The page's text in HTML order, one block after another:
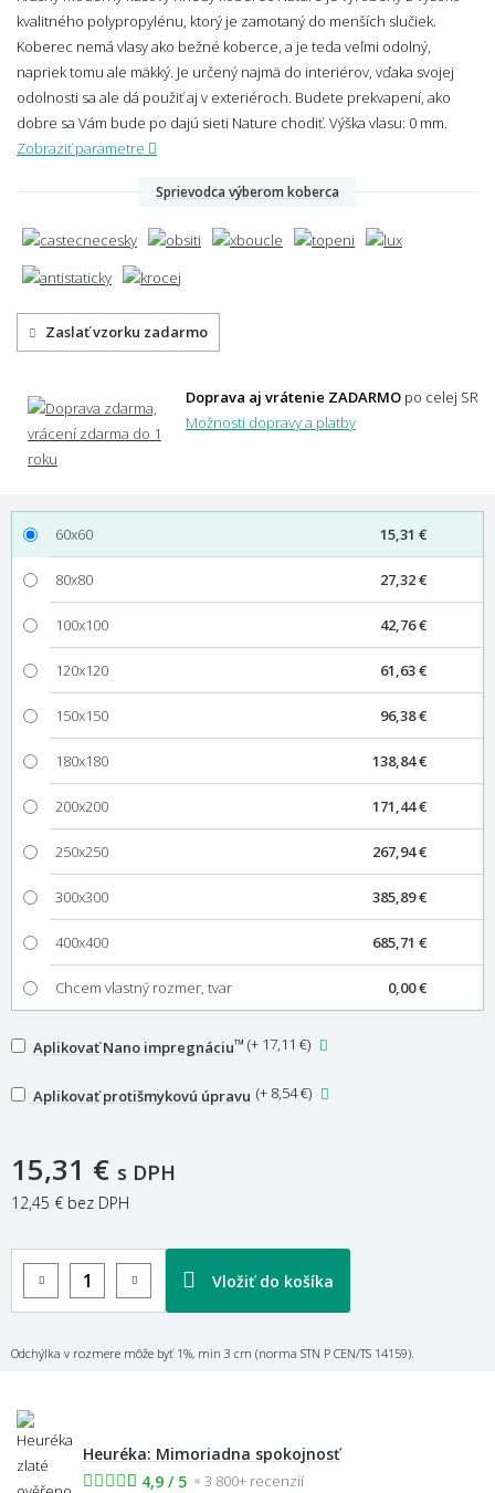
kvalitného polypropylénu, ktorý je zamotaný do menších slučiek.
Koberec nemá vlasy ako bežné koberce, a je teda veľmi odolný,
napriek tomu ale mäkký. Je určený najmä do interiérov, vďaka svojej
odolnosti sa ale dá použiť aj v exteriéroch. Budete prekvapení, ako
dobre sa Vám bude po dajú sieti Nature chodiť. Výška vlasu: 0 mm.
Zobraziť parametre
Sprievodca výberom koberca
Zaslať vzorku zadarmo
Doprava aj vrátenie ZADARMO po celej SR
Možnosti dopravy a platby
60x60 15,31 €
80x80 27,32 €
100x100 42,76 €
120x120 61,63 €
150x150 96,38 €
180x180 138,84 €
200x200 171,44 €
250x250 267,94 €
300x300 385,89 €
400x400 685,71 €
Chcem vlastný rozmer, tvar 0,00 €
Aplikovať Nano impregnáciu™ (+ 17,11 €)
Aplikovať protišmykovú úpravu (+ 8,54 €)
15,31 € s DPH
12,45 € bez DPH
Vložiť do košíka
Odchýlka v rozmere môže byť 1%, min 3 cm (norma STN P CEN/TS 14159).
Heuréka: Mimoriadna spokojnosť
4,9 / 5
3 800+ recenzií